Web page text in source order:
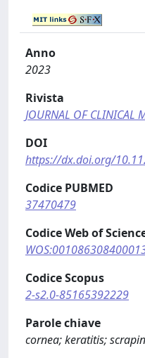
Anno
2023
Rivista
JOURNAL OF CLINICAL
DOI
https://dx.doi.org/
Codice PUBMED
37470479
Codice Web of
Codice Scopus
2-s2.0-85165392229
Parole chiave
cornea; keratitis;